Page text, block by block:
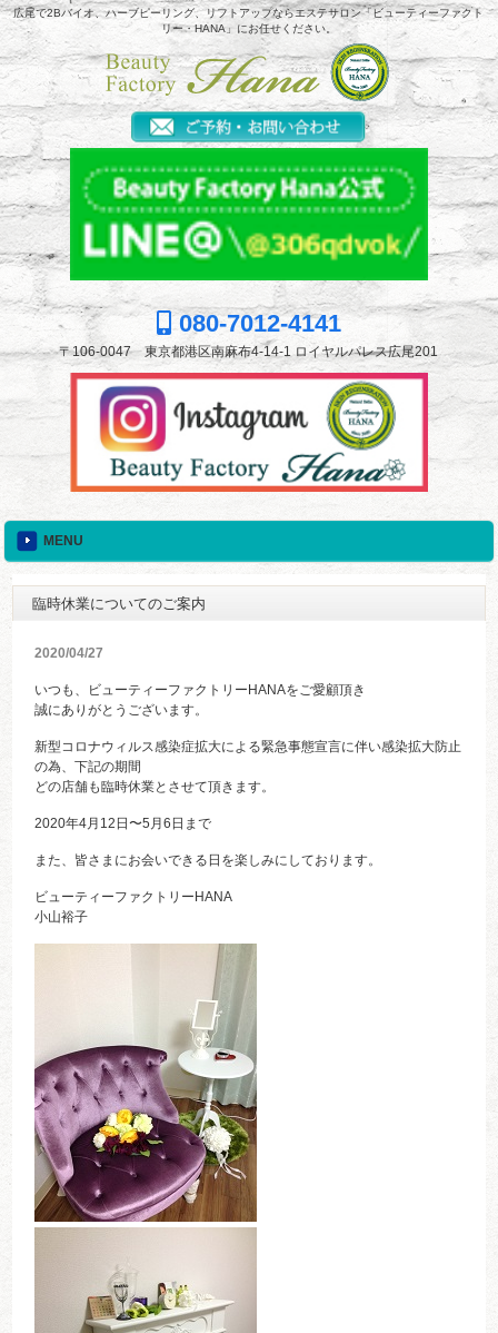
広尾で2Bバイオ、ハーブピーリング、リフトアップならエステサロン「ビューティーファクト
リー・HANA」にお任せください。
080-7012-4141
〒106-0047 東京都港区南麻布4-14-1 ロイヤルパレス広尾201
MENU
臨時休業についてのご案内
2020/04/27
いつも、ビューティーファクトリーHANAをご愛顧頂き
誠にありがとうございます。
新型コロナウィルス感染症拡大による緊急事態宣言に伴い感染拡大防止
の為、下記の期間
どの店舗も臨時休業とさせて頂きます。
2020年4月12日〜5月6日まで
また、皆さまにお会いできる日を楽しみにしております。
ビューティーファクトリーHANA
小山裕子